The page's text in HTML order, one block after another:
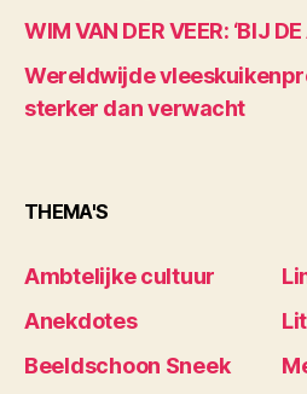
WIM VAN DER VEER: ‘BIJ DE
Wereldwijde
sterker dan verwacht
THEMA'S
Ambtelijke cultuur
Anekdotes
Beeldschoon Sneek